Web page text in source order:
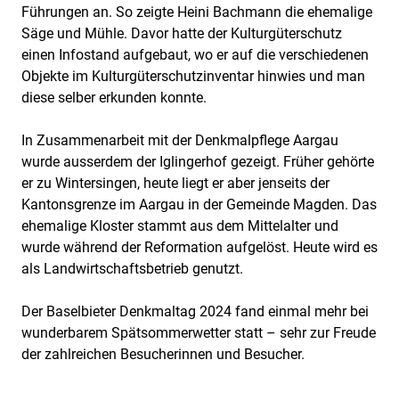
Führungen an. So zeigte Heini Bachmann die ehemalige
Säge und Mühle. Davor hatte der Kulturgüterschutz
einen Infostand aufgebaut, wo er auf die verschiedenen
Objekte im Kulturgüterschutzinventar hinwies und man
diese selber erkunden konnte.
In Zusammenarbeit mit der Denkmalpflege Aargau
wurde ausserdem der Iglingerhof gezeigt. Früher gehörte
er zu Wintersingen, heute liegt er aber jenseits der
Kantonsgrenze im Aargau in der Gemeinde Magden. Das
ehemalige Kloster stammt aus dem Mittelalter und
wurde während der Reformation aufgelöst. Heute wird es
als Landwirtschaftsbetrieb genutzt.
Der Baselbieter Denkmaltag 2024 fand einmal mehr bei
wunderbarem Spätsommerwetter statt – sehr zur Freude
der zahlreichen Besucherinnen und Besucher.